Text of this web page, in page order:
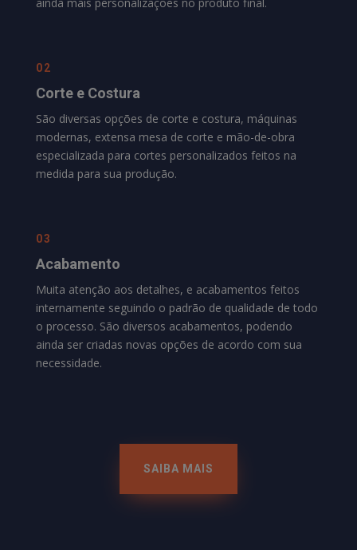
02
Corte e Costura
São diversas opções de corte e costura, máquinas
modernas, extensa mesa de corte e mão-de-obra
especializada para cortes personalizados feitos na
medida para sua produção.
03
Acabamento
Muita atenção aos detalhes, e acabamentos feitos
internamente seguindo o padrão de qualidade de todo
o processo. São diversos acabamentos, podendo
ainda ser criadas novas opções de acordo com sua
necessidade.
SAIBA MAIS